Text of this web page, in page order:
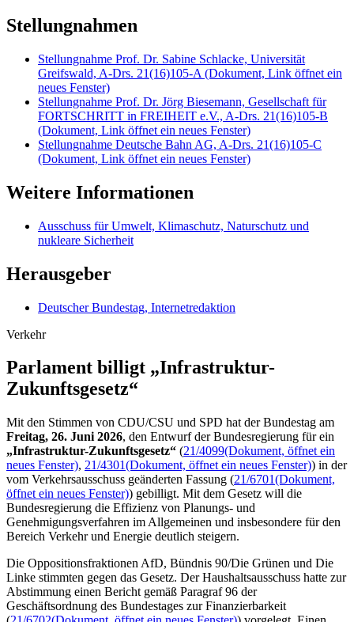
Stellungnahmen
Stellungnahme Prof. Dr. Sabine Schlacke, Universität
Greifswald, A-Drs. 21(16)105-A (Dokument, Link öffnet ein
neues Fenster)
Stellungnahme Prof. Dr. Jörg Biesemann, Gesellschaft für
FORTSCHRITT in FREIHEIT e.V., A-Drs. 21(16)105-B
(Dokument, Link öffnet ein neues Fenster)
Stellungnahme Deutsche Bahn AG, A-Drs. 21(16)105-C
(Dokument, Link öffnet ein neues Fenster)
Weitere Informationen
Ausschuss für Umwelt, Klimaschutz, Naturschutz und
nukleare Sicherheit
Herausgeber
Deutscher Bundestag, Internetredaktion
Verkehr
Parlament billigt „Infrastruktur-
Zukunftsgesetz“
Mit den Stimmen von CDU/CSU und SPD hat der Bundestag am
Freitag, 26. Juni 2026, den Entwurf der Bundesregierung für ein
„Infrastruktur-Zukunftsgesetz“ (21/4099(Dokument, öffnet ein
neues Fenster), 21/4301(Dokument, öffnet ein neues Fenster)) in der
vom Verkehrsausschuss geänderten Fassung (21/6701(Dokument,
öffnet ein neues Fenster)) gebilligt. Mit dem Gesetz will die
Bundesregierung die Effizienz von Planungs- und
Genehmigungsverfahren im Allgemeinen und insbesondere für den
Bereich Verkehr und Energie deutlich steigern.
Die Oppositionsfraktionen AfD, Bündnis 90/Die Grünen und Die
Linke stimmten gegen das Gesetz. Der Haushaltsausschuss hatte zur
Abstimmung einen Bericht gemäß Paragraf 96 der
Geschäftsordnung des Bundestages zur Finanzierbarkeit